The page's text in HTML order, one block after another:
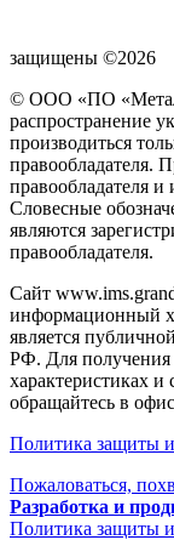
защищены ©2026
© ООО «ПО
распространение
производиться
правообладателя.
правообладателя и
Словесные
являются
правообладателя.
Сайт
информационный
является
РФ. Для
характеристиках и
обращайтесь в
Политика защиты
Пожаловаться,
Разработка и
Политика защиты